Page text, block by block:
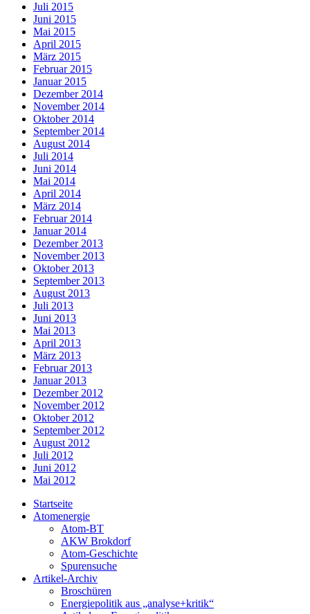
Juli 2015
Juni 2015
Mai 2015
April 2015
März 2015
Februar 2015
Januar 2015
Dezember 2014
November 2014
Oktober 2014
September 2014
August 2014
Juli 2014
Juni 2014
Mai 2014
April 2014
März 2014
Februar 2014
Januar 2014
Dezember 2013
November 2013
Oktober 2013
September 2013
August 2013
Juli 2013
Juni 2013
Mai 2013
April 2013
März 2013
Februar 2013
Januar 2013
Dezember 2012
November 2012
Oktober 2012
September 2012
August 2012
Juli 2012
Juni 2012
Mai 2012
Startseite
Atomenergie
Atom-BT
AKW Brokdorf
Atom-Geschichte
Spurensuche
Artikel-Archiv
Broschüren
Energiepolitik aus „analyse+kritik“